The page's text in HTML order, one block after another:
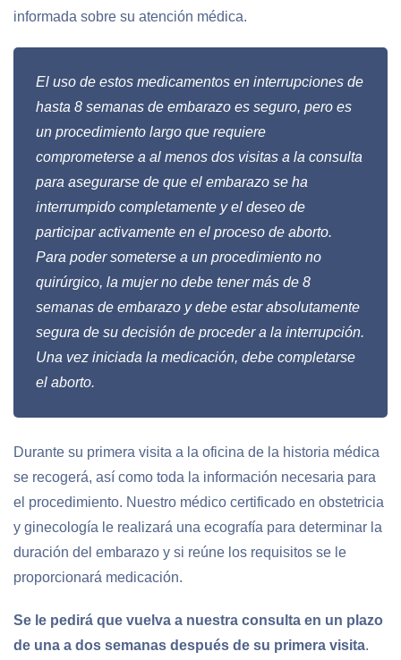
informada sobre su atención médica.
El uso de estos medicamentos en interrupciones de
hasta 8 semanas de embarazo es seguro, pero es
un procedimiento largo que requiere
comprometerse a al menos dos visitas a la consulta
para asegurarse de que el embarazo se ha
interrumpido completamente y el deseo de
participar activamente en el proceso de aborto.
Para poder someterse a un procedimiento no
quirúrgico, la mujer no debe tener más de 8
semanas de embarazo y debe estar absolutamente
segura de su decisión de proceder a la interrupción.
Una vez iniciada la medicación, debe completarse
el aborto.
Durante su primera visita a la oficina de la historia médica
se recogerá, así como toda la información necesaria para
el procedimiento. Nuestro médico certificado en obstetricia
y ginecología le realizará una ecografía para determinar la
duración del embarazo y si reúne los requisitos se le
proporcionará medicación.
Se le pedirá que vuelva a nuestra consulta en un plazo
de una a dos semanas después de su primera visita.